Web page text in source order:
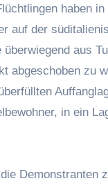
haben
auf der
aus
abgeschoben zu
in ein
Demonstranten